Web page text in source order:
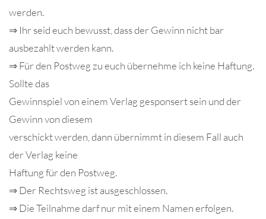
werden.
⇒ Ihr seid euch bewusst, dass der Gewinn nicht bar
ausbezahlt werden kann.
⇒ Für den Postweg zu euch übernehme ich keine Haftung.
Sollte das
Gewinnspiel von einem Verlag gesponsert sein und der
Gewinn von diesem
verschickt werden, dann übernimmt in diesem Fall auch
der Verlag keine
Haftung für den Postweg.
⇒ Der Rechtsweg ist ausgeschlossen.
⇒ Die Teilnahme darf nur mit einem Namen erfolgen.